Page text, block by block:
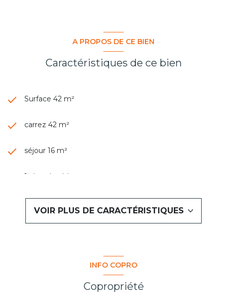
A PROPOS DE CE BIEN
Caractéristiques de ce bien
Surface 42 m²
carrez 42 m²
séjour 16 m²
1 chambre(s)
VOIR PLUS DE CARACTÉRISTIQUES
INFO COPRO
Copropriété